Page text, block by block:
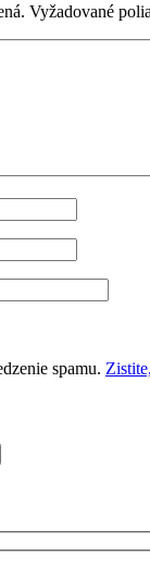
Vyžadované
spamu.